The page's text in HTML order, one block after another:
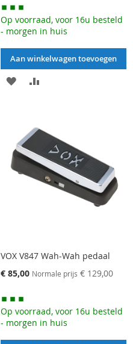
Op voorraad, voor 16u besteld
- morgen in huis
Aan winkelwagen toevoegen
AAN
VERGELIJKEN
VOX V847 Wah-Wah pedaal
Speciale
€ 85,00 Normale prijs € 129,00
Op voorraad, voor 16u besteld
- morgen in huis